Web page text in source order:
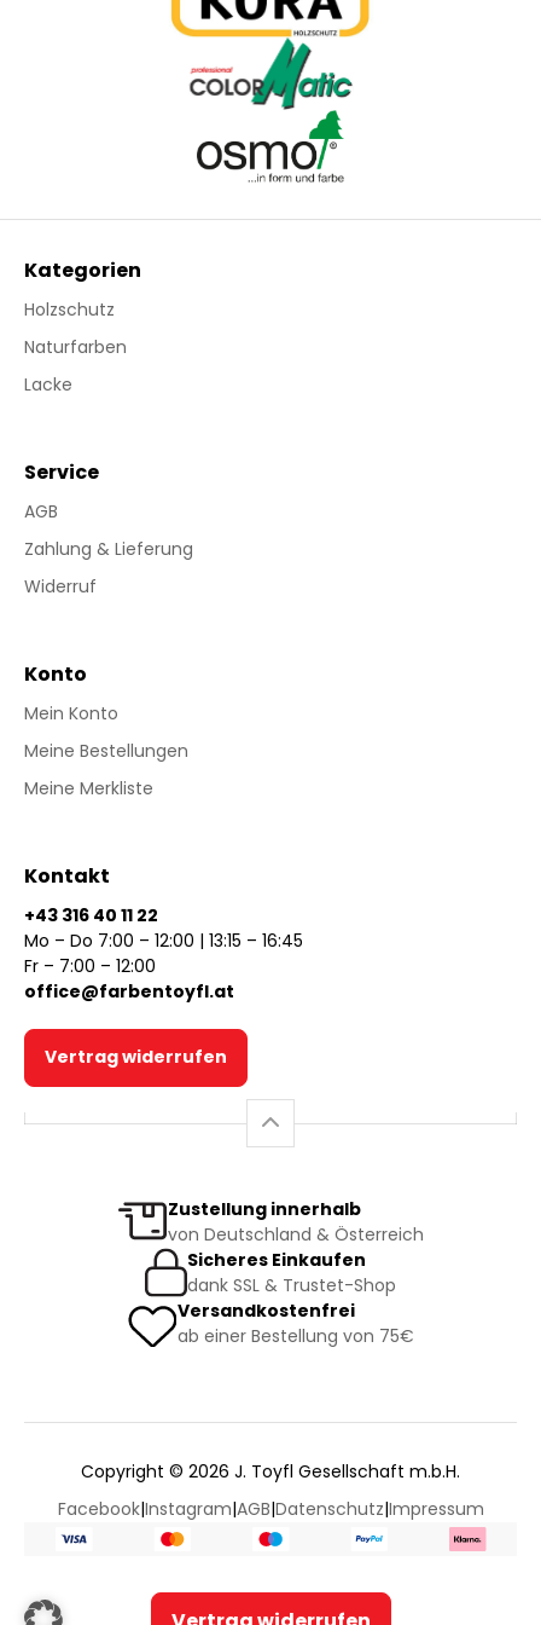
Kategorien
Holzschutz
Naturfarben
Lacke
Service
AGB
Zahlung & Lieferung
Widerruf
Konto
Mein Konto
Meine Bestellungen
Meine Merkliste
Kontakt
+43 316 40 11 22
Mo – Do 7:00 – 12:00 | 13:15 – 16:45
Fr – 7:00 – 12:00
office@farbentoyfl.at
Vertrag widerrufen
Zustellung innerhalb
von Deutschland & Österreich
Sicheres Einkaufen
dank SSL & Trustet-Shop
Versandkostenfrei
ab einer Bestellung von 75€
Copyright © 2026 J. Toyfl Gesellschaft m.b.H.
Facebook|Instagram|AGB|Datenschutz|Impressum